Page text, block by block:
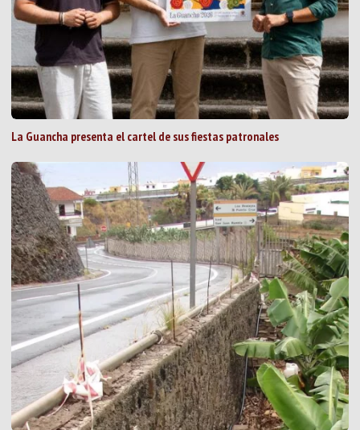
La Guancha presenta el cartel de sus fiestas patronales